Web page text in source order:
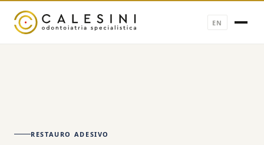
EN
RESTAURO ADESIVO